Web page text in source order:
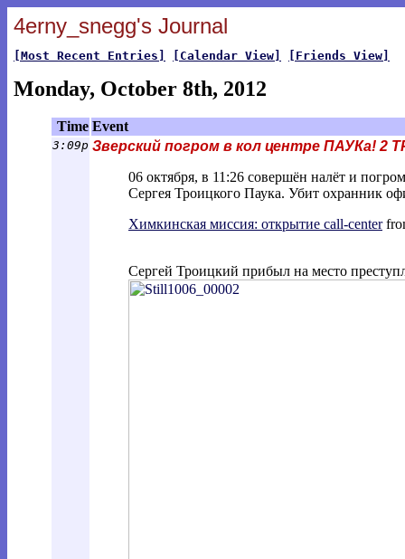
4erny_snegg's Journal
[Most Recent Entries] [Calendar View] [Friends View]
Monday, October 8th, 2012
Time Event
3:09p Зверский погром в кол центре ПАУКа! 2
06 октября, в 11:26 совершён налёт и
Сергея Троицкого Паука. Убит охранник
Химкинская миссия: открытие call-center
Сергей Троицкий прибыл на место